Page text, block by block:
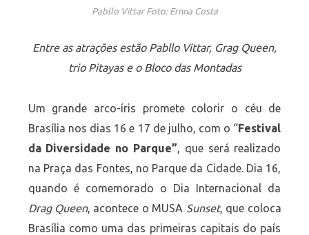
Pabllo Vittar Foto: Ernna Costa
Entre as atrações estão Pabllo Vittar, Grag Queen,
trio Pitayas e o Bloco das Montadas
Um grande arco-íris promete colorir o céu de
Brasília nos dias 16 e 17 de julho, com o “Festival
da Diversidade no Parque”, que será realizado
na Praça das Fontes, no Parque da Cidade. Dia 16,
quando é comemorado o Dia Internacional da
Drag Queen, acontece o MUSA Sunset, que coloca
Brasília como uma das primeiras capitais do país